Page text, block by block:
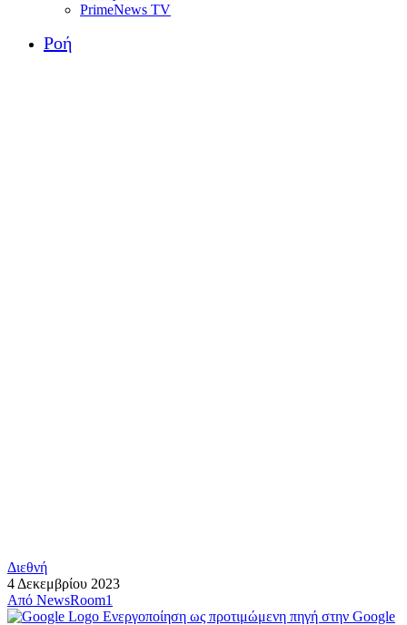
PrimeNews TV
Ροή
Διεθνή
4 Δεκεμβρίου 2023
Από NewsRoom1
Ενεργοποίηση ως προτιμώμενη πηγή στην Google